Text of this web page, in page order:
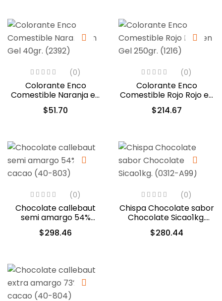
(0)
Colorante Enco
Comestible Naranja en
Gel 40gr. (2392)
$51.70
(0)
Colorante Enco
Comestible Rojo Rojo en
Gel 250gr. (1216)
$214.67
(0)
Chocolate callebaut
semi amargo 54%
cacao (40-803)
$298.46
(0)
Chispa Chocolate sabor
Chocolate Sicao1kg.
(0312-A99)
$280.44